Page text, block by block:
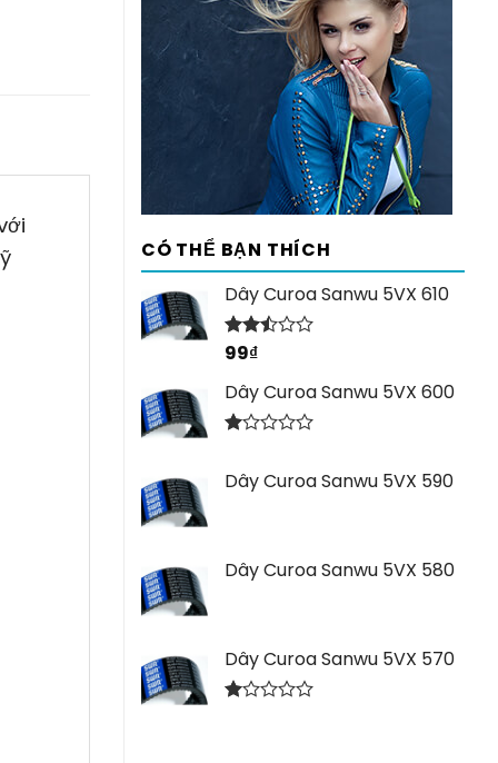
CÓ THỂ BẠN THÍCH
Dây Curoa Sanwu 5VX 610
Được
hạng
2.44
5 sao
99₫
Dây Curoa Sanwu 5VX 600
hạng
Dây Curoa Sanwu 5VX 590
Dây Curoa Sanwu 5VX 580
Dây Curoa Sanwu 5VX 570